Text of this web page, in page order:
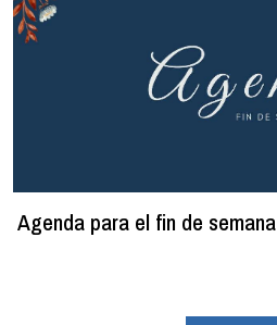
Agenda para el fin de semana